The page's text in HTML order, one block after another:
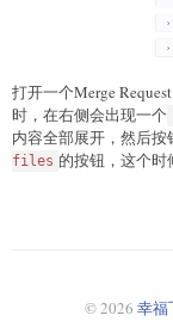
打开一个Merge
时，在右侧会出现一个
内容全部展开，然后
files 的按钮，这个时
© 2026 幸福